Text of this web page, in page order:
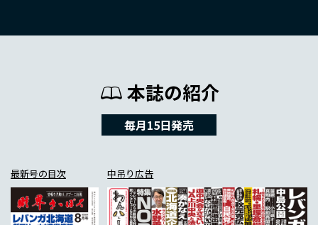
本誌の紹介
毎月15日発売
最新号の目次 中吊り広告